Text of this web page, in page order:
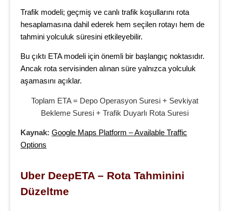
Trafik modeli; geçmiş ve canlı trafik koşullarını rota
hesaplamasına dahil ederek hem seçilen rotayı hem de
tahmini yolculuk süresini etkileyebilir.
Bu çıktı ETA modeli için önemli bir başlangıç noktasıdır.
Ancak rota servisinden alınan süre yalnızca yolculuk
aşamasını açıklar.
Toplam ETA = Depo Operasyon Suresi + Sevkiyat
Bekleme Suresi + Trafik Duyarlı Rota Suresi
Kaynak: Google Maps Platform – Available Traffic
Options
Uber DeepETA – Rota Tahminini
Düzeltme